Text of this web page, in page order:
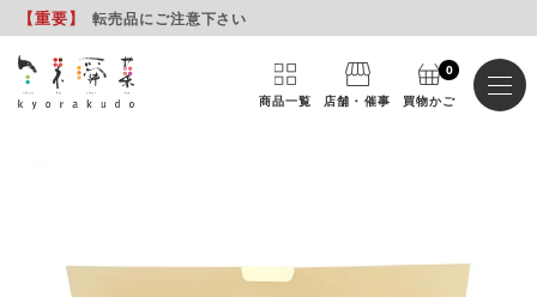
【重要】 転売品にご注意下さい
商品一覧 店舗・催事 買物かご
0